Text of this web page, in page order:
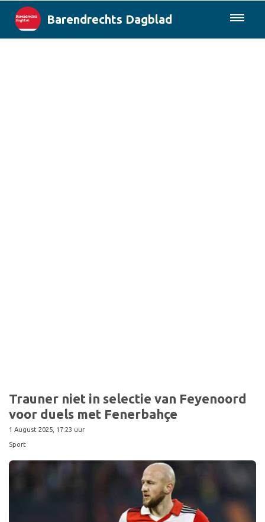
Barendrechts Dagblad
Trauner niet in selectie van Feyenoord
voor duels met Fenerbahçe
1 August 2025, 17:23 uur
Sport